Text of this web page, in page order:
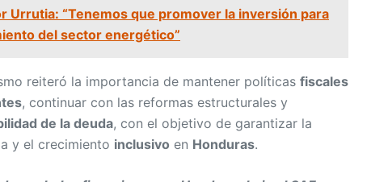
Urrutia: “Tenemos que promover la inversión para
del sector energético”
reiteró la importancia de mantener políticas fiscales
, continuar con las reformas estructurales y
de la deuda, con el objetivo de garantizar la
y el crecimiento inclusivo en Honduras.